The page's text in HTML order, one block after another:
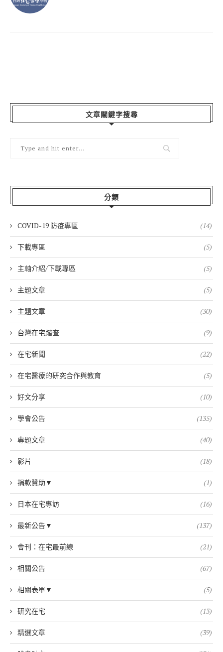
文章關鍵字搜尋
分類
COVID-19 防疫專區 (14)
下載專區 (5)
主軸介紹/下載專區 (5)
主題文章 (5)
主題文章 (30)
台灣在宅踏查 (9)
在宅新聞 (22)
在宅醫療的研究合作與教育 (5)
好文分享 (10)
學會公告 (135)
專題文章 (40)
影片 (18)
捐款贊助▼ (1)
日本在宅專訪 (16)
最新公告▼ (137)
會刊：在宅最前線 (21)
相關公告 (67)
相關表單▼ (5)
研究在宅 (13)
精選文章 (39)